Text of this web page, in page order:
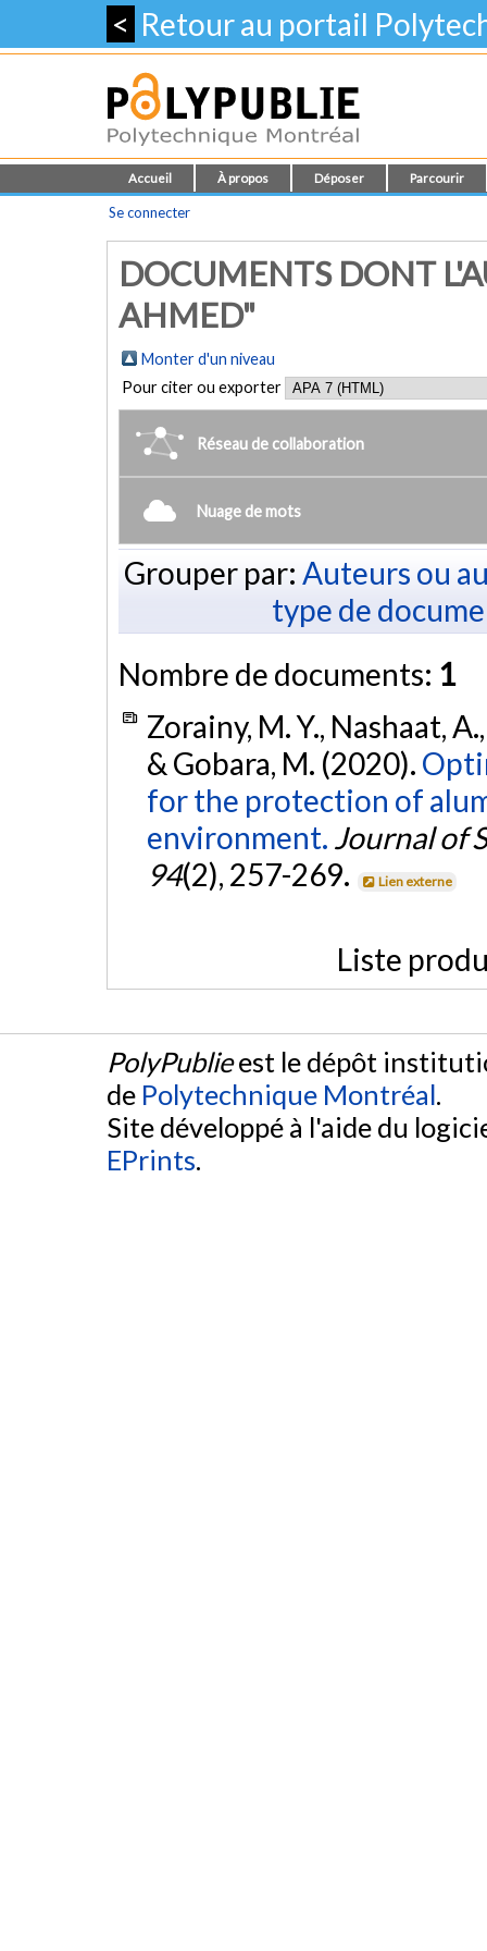
< Retour au portail
Accueil À propos Déposer Parcourir
Se connecter
DOCUMENTS DONT
AHMED"
Monter d'un niveau
Pour citer ou exporter
Réseau de collaboration
Nuage de mots
Grouper par: Auteurs ou
type de
Nombre de documents: 1
Zorainy, M. Y., Nashaat,
& Gobara, M. (2020).
for the protection of
environment. Journal of
94(2), 257-269. Lien externe
Liste
PolyPublieest le dépôt
de Polytechnique Montréal.
Site développé à l'aide du
EPrints.